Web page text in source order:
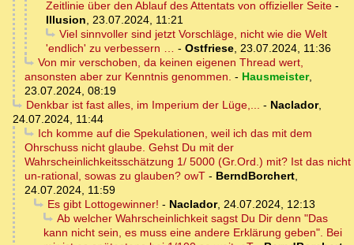
Zeitlinie über den Ablauf des Attentats von offizieller Seite -
Illusion, 23.07.2024, 11:21
Viel sinnvoller sind jetzt Vorschläge, nicht wie die Welt
'endlich' zu verbessern … - Ostfriese, 23.07.2024, 11:36
Von mir verschoben, da keinen eigenen Thread wert,
ansonsten aber zur Kenntnis genommen. - Hausmeister,
23.07.2024, 08:19
Denkbar ist fast alles, im Imperium der Lüge,... - Naclador,
24.07.2024, 11:44
Ich komme auf die Spekulationen, weil ich das mit dem
Ohrschuss nicht glaube. Gehst Du mit der
Wahrscheinlichkeitsschätzung 1/ 5000 (Gr.Ord.) mit? Ist das nicht
un-rational, sowas zu glauben? owT - BerndBorchert,
24.07.2024, 11:59
Es gibt Lottogewinner! - Naclador, 24.07.2024, 12:13
Ab welcher Wahrscheinlichkeit sagst Du Dir denn "Das
kann nicht sein, es muss eine andere Erklärung geben". Bei